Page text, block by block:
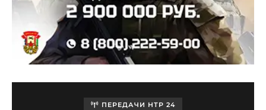
ПЕРЕДАЧИ НТР 24